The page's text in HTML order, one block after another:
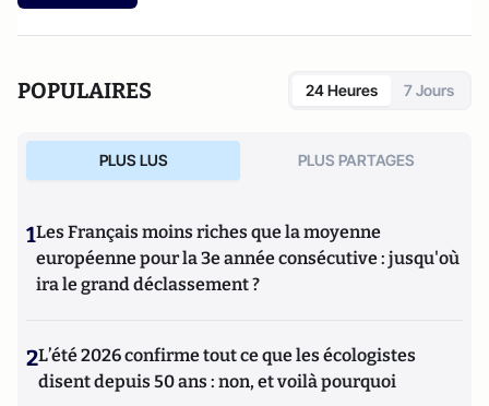
POPULAIRES 24 Heures 7 Jours
PLUS LUS PLUS PARTAGES
1Les Français moins riches que la moyenne
européenne pour la 3e année consécutive : jusqu'où
ira le grand déclassement ?
2L’été 2026 confirme tout ce que les écologistes
disent depuis 50 ans : non, et voilà pourquoi